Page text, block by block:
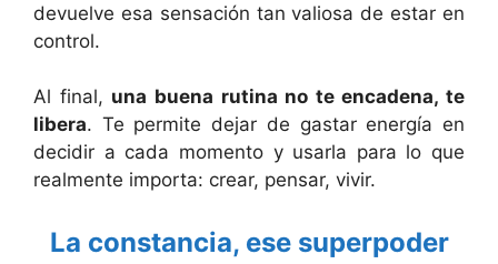
devuelve esa sensación tan valiosa de estar en
control.
Al final, una buena rutina no te encadena, te
libera. Te permite dejar de gastar energía en
decidir a cada momento y usarla para lo que
realmente importa: crear, pensar, vivir.
La constancia, ese superpoder